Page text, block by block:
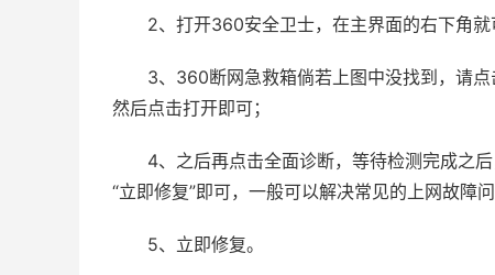
2、打开360安全卫士，在主界面的右下角就
3、360断网急救箱倘若上图中没找到，请点
然后点击打开即可；
4、之后再点击全面诊断，等待检测完成之
“立即修复”即可，一般可以解决常见的上网故障问
5、立即修复。